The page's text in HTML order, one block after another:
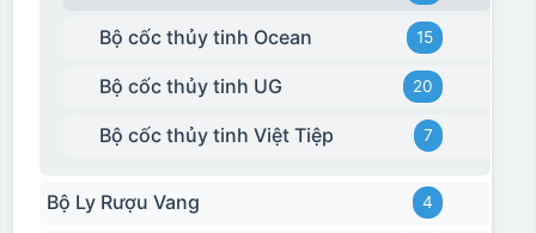
Hộp xi biểu trưng
Bộ cốc thủy tinh Ocean 15
Bộ cốc thủy tinh UG 20
Bộ cốc thủy tinh Việt Tiệp 7
Bộ Ly Rượu Vang 4